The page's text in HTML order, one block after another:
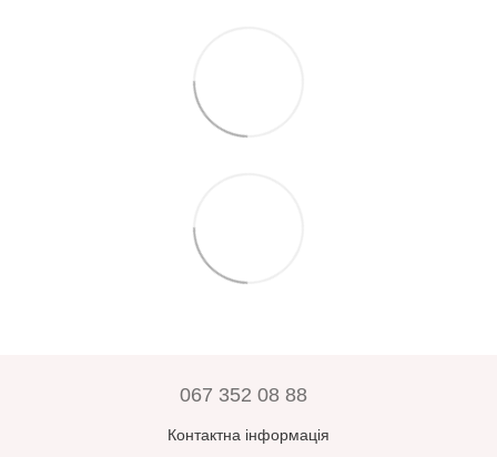
067 352 08 88
Контактна інформація